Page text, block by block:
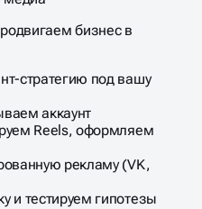
бизнес в
стратегию под вашу
аккаунт
Reels, оформляем
рекламу (VK,
и тестируем гипотезы